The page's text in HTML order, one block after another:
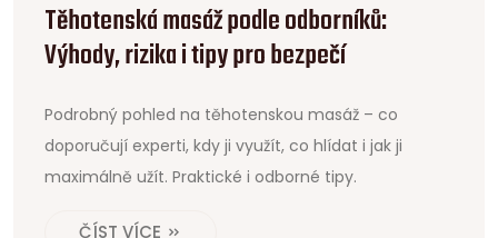
Těhotenská masáž podle odborníků:
Výhody, rizika i tipy pro bezpečí
Podrobný pohled na těhotenskou masáž – co
doporučují experti, kdy ji využít, co hlídat i jak ji
maximálně užít. Praktické i odborné tipy.
ČÍST VÍCE